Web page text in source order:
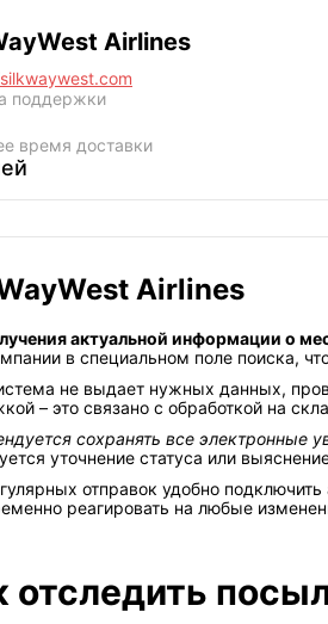
Airlines
поддержки
время доставки
Airlines
актуальной информации о
в специальном поле поиска,
не выдает нужных данных,
– это связано с обработкой на
сохранять все электронные
уточнение статуса или
отправок удобно
реагировать на любые
отследить